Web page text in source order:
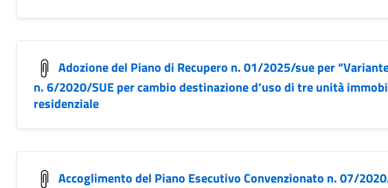
Adozione del Piano di Recupero n. 01/2025/sue per
n. 6/2020/SUE per cambio destinazione d’uso di tre unità
residenziale
Accoglimento del Piano Esecutivo Convenzionato n. 07/